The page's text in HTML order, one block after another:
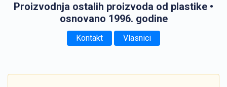
Proizvodnja ostalih proizvoda od plastike •
osnovano 1996. godine
Kontakt Vlasnici